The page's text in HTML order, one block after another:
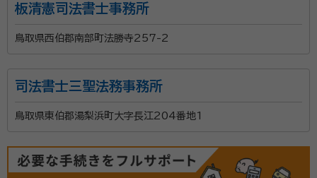
板清憲司法書士事務所
鳥取県西伯郡南部町法勝寺257-2
司法書士三聖法務事務所
鳥取県東伯郡湯梨浜町大字長江204番地1